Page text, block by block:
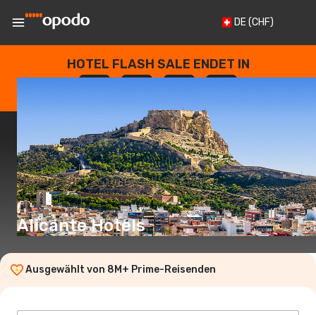
DE(CHF)
HOTEL FLASH SALE ENDET IN
Alicante Hotels
Ausgewählt von 8M+ Prime-Reisenden